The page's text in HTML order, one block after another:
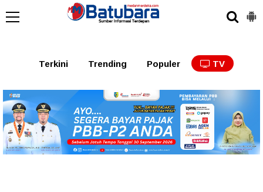
Terkini Trending Populer TV